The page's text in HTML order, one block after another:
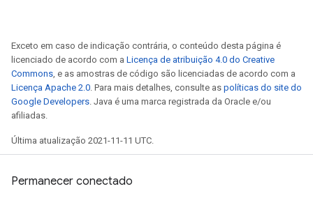
Exceto em caso de indicação contrária, o conteúdo desta página é
licenciado de acordo com a Licença de atribuição 4.0 do Creative
Commons , e as amostras de código são licenciadas de acordo com a
Licença Apache 2.0 . Para mais detalhes, consulte as políticas do site do
Google Developers . Java é uma marca registrada da Oracle e/ou
afiliadas.
Última atualização 2021-11-11 UTC.
Permanecer conectado